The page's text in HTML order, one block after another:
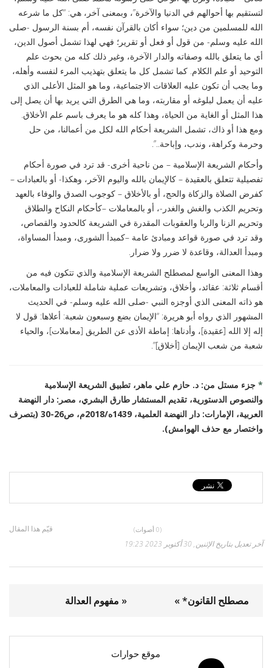
لتستقيم بها أحوالهم في الدنيا والآخرة”، وبمعنى آخر، هي: “كل ما شرعه
الله للمسلمين من دين؛ سواء أكان بالقرآن نفسه، أم بسنة الرسول -صلى
الله عليه وسلم- من قول أو فعل أو تقرير؛ فهي لهذا تشمل أصول الدين،
أي ما يتعلق بالله وصفاته والدار الآخرة، وغير ذلك كله من بحوث علم
التوحيد أو علم الكلام. كما تشمل كل ما يتعلق بتهذيب المرء لنفسه وأهله،
وما يجب أن تكون عليه العلاقات الاجتماعية، وما هو المثل الأعلى الذي
عليه أن يعمل لبلوغه أو مقاربته، وما هي الطرق التي يريد بها أن يصل إلى
هذا المثل أو الغاية من الحياة، وهذا كله هو ما يعرف باسم علم الأخلاق.
ومع هذا أو ذاك، تشمل الشريعة أحكام الله لكل من أعمالنا، من حل
وحرمة وكراهة، وندب، وإباحة..”.
وأحكام الشريعة الإسلامية – من ناحية أخرى- قد ترد في صورة أحكام
تفصيلية تتعلق بالعقيدة – كالإيمان بالله واليوم الآخر، وهكذا- أو بالعبادات –
كفرض الصلاة والزكاة والحج، أو بالأخلاق – كوجوب الصدق والوفاء بالعهد
وتحريم الكذب والغش والغدر-، أو بالمعاملات –كأحكام النكاح والطلاق
وتحريم الزنا والربا والعقوبات المقدرة في الشريعة كالحدود والقصاص،
وقد ترد في صورة قواعد ومبادئ عامة –كمبدأ الشورى، ومبدأ المساواة،
ومبدأ العدالة، وقاعدة لا ضرر ولا ضرار.
وهذا المعنى الواسع لمصطلح الشريعة الإسلامية والذي تتكون فيه من
أقسام ثلاثة: عقائد، وأخلاق، وتشريعات عملية شاملة للعبادات والمعاملات،
هو ذاته المعنى الذي أوجزه النبي -صلى الله عليه وسلم- في الحديث
المشهور الذي رواه أبو هريرة: “الإيمان بضع وسبعون شعبة: أعلاها: قول لا
إله إلا الله [عقيدة]، وأدناها: إماطة الأذى عن الطريق [معاملات]، والحياء
شعبة من شعب الإيمان [أخلاق]”.
* جزء مستل من: د. حازم علي ماهر، تطبيق الشريعة الإسلامية
والنصوص الدستورية، تقديم المستشار طارق البشري، مصر: دار النهضة
العربية، الإمارات: دار النهضة العلمية، 1439ه/2018م، ص26-30 (بتصرف
واختصار مع حذف الهوامش).
قيّم هذا المقال (0 أصوات)
آخر تعديل بتاريخ الإثنين, 30 أكتوبر 2023 19:23
« مفهوم العدالة مصطلح القانون* »
موقع حوارات